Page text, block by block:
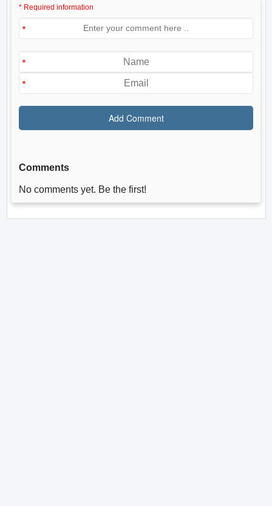
* Required information
Comments
No comments yet. Be the first!